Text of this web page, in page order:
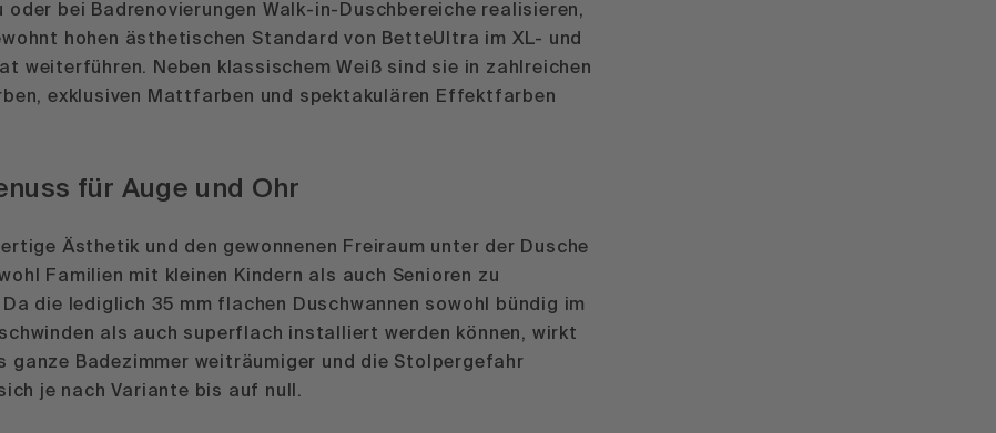
oder bei Badrenovierungen Walk-in-Duschbereiche realisieren,
hohen ästhetischen Standard von BetteUltra im XL- und
weiterführen. Neben klassischem Weiß sind sie in zahlreichen
exklusiven Mattfarben und spektakulären Effektfarben
für Auge und Ohr
Ästhetik und den gewonnenen Freiraum unter der Dusche
Familien mit kleinen Kindern als auch Senioren zu
die lediglich 35 mm flachen Duschwannen sowohl bündig im
als auch superflach installiert werden können, wirkt
ganze Badezimmer weiträumiger und die Stolpergefahr
je nach Variante bis auf null.